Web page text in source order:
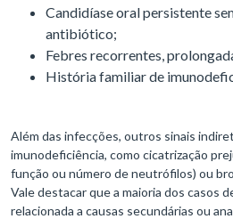
Candidíase oral persistente
antibiótico;
Febres recorrentes,
História familiar de
Além das infecções, outros sinais
imunodeficiência, como cicatrização
função ou número de neutrófilos) ou
Vale destacar que a maioria dos casos
relacionada a causas secundárias ou